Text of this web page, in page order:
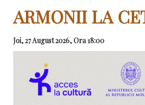
ARMONII LA
Joi, 27 August 2026, Ora 18:00